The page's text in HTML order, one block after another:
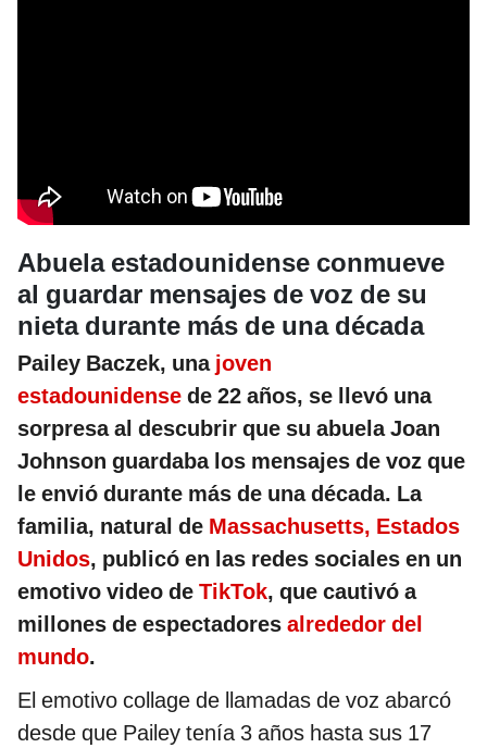
Abuela estadounidense conmueve
al guardar mensajes de voz de su
nieta durante más de una década
Pailey Baczek, unajoven
estadounidense de 22 años, se llevó una
sorpresa al descubrir que su abuela Joan
Johnson guardaba los mensajes de voz que
le envió durante más de una década. La
familia, natural de Massachusetts, Estados
Unidos, publicó en las redes sociales en un
emotivo video de TikTok, que cautivó a
millones de espectadores alrededor del
mundo.
El emotivo collage de llamadas de voz abarcó
desde que Pailey tenía 3 años hasta sus 17